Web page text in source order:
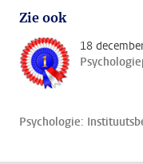
Zie ook
18
Psychologie: